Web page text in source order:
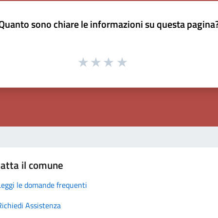
sono chiare le informazioni su questa
il comune
le domande frequenti
Assistenza